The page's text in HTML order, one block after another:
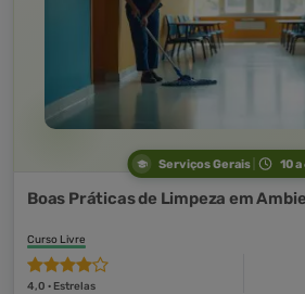
Serviços Gerais 10
Boas Práticas de Limpeza em
Curso Livre
4,0 · Estrelas